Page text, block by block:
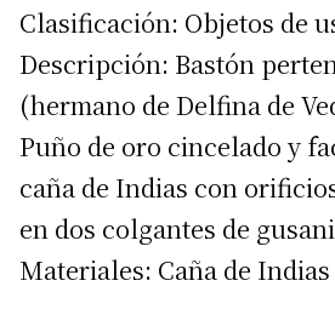
Clasificación: Objetos de
Descripción: Bastón
(hermano de Delfina de
Puño de oro cincelado y
caña de Indias con
en dos colgantes de
Materiales: Caña de